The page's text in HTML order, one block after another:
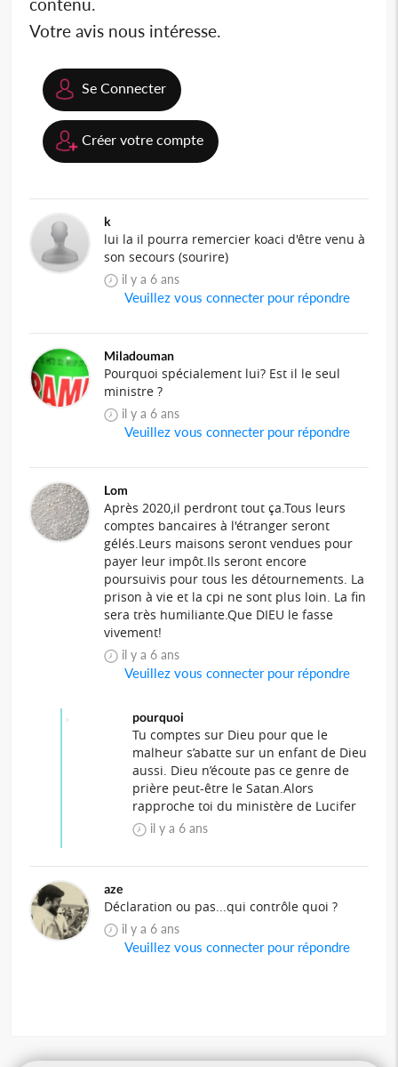
Votre avis nous intéresse.
Se Connecter
Créer votre compte
k
lui la il pourra remercier koaci d'être venu à
son secours (sourire)
il y a 6 ans
Veuillez vous connecter pour répondre
Miladouman
Pourquoi spécialement lui? Est il le seul
ministre ?
il y a 6 ans
Veuillez vous connecter pour répondre
Lom
Après 2020,il perdront tout ça.Tous leurs
comptes bancaires à l'étranger seront
gélés.Leurs maisons seront vendues pour
payer leur impôt.Ils seront encore
poursuivis pour tous les détournements. La
prison à vie et la cpi ne sont plus loin. La fin
sera très humiliante.Que DIEU le fasse
vivement!
il y a 6 ans
Veuillez vous connecter pour répondre
pourquoi
Tu comptes sur Dieu pour que le
malheur s’abatte sur un enfant de Dieu
aussi. Dieu n’écoute pas ce genre de
prière peut-être le Satan.Alors
rapproche toi du ministère de Lucifer
il y a 6 ans
aze
Déclaration ou pas...qui contrôle quoi ?
il y a 6 ans
Veuillez vous connecter pour répondre